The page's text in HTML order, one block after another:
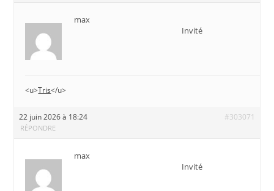
max
Invité
<u>Tris</u>
22 juin 2026 à 18:24 #303071
RÉPONDRE
max
Invité